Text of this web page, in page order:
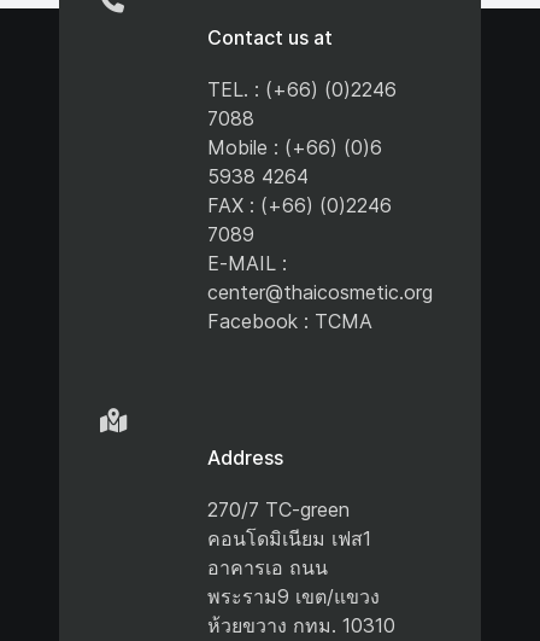
Contact us at
TEL. : (+66) (0)2246
7088
Mobile : (+66) (0)6
5938 4264
FAX : (+66) (0)2246
7089
E-MAIL :
center@thaicosmetic.org
Facebook : TCMA
Address
270/7 TC-green
คอนโดมิเนียม เฟส1
อาคารเอ ถนน
พระราม9 เขต/แขวง
ห้วยขวาง กทม. 10310